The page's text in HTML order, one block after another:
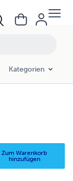
Kategorien
Zum Warenkorb
hinzufügen